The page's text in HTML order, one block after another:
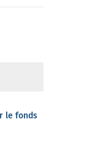
le fonds